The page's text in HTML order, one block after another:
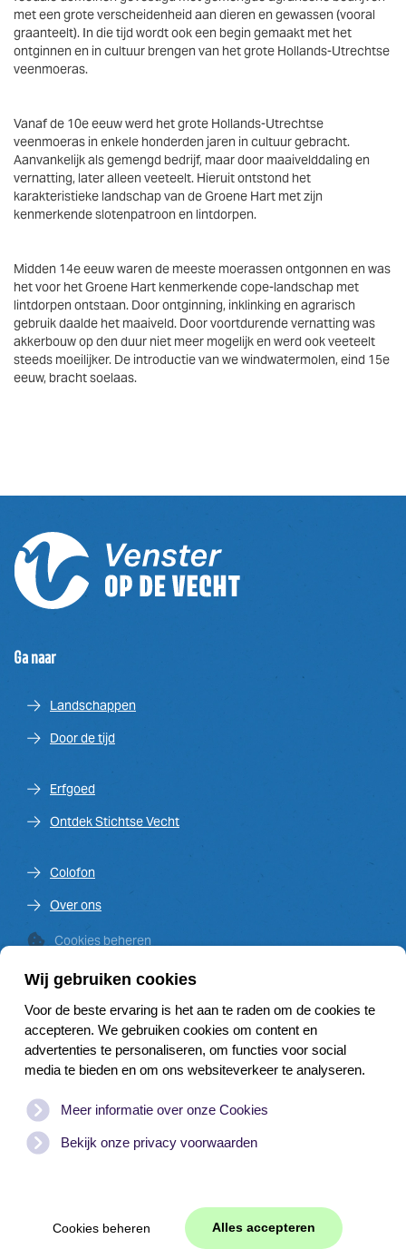
Wij gebruiken cookies
Voor de beste ervaring is het aan te raden om de cookies te
accepteren. We gebruiken cookies om content en
advertenties te personaliseren, om functies voor social
media te bieden en om ons websiteverkeer te analyseren.
Meer informatie over onze Cookies
Bekijk onze privacy voorwaarden
Cookies beheren Alles accepteren
met een grote verscheidenheid aan dieren en gewassen (vooral
graanteelt). In die tijd wordt ook een begin gemaakt met het
ontginnen en in cultuur brengen van het grote Hollands-Utrechtse
veenmoeras.
Vanaf de 10e eeuw werd het grote Hollands-Utrechtse
veenmoeras in enkele honderden jaren in cultuur gebracht.
Aanvankelijk als gemengd bedrijf, maar door maaivelddaling en
vernatting, later alleen veeteelt. Hieruit ontstond het
karakteristieke landschap van de Groene Hart met zijn
kenmerkende slotenpatroon en lintdorpen.
Midden 14e eeuw waren de meeste moerassen ontgonnen en was
het voor het Groene Hart kenmerkende cope-landschap met
lintdorpen ontstaan. Door ontginning, inklinking en agrarisch
gebruik daalde het maaiveld. Door voortdurende vernatting was
akkerbouw op den duur niet meer mogelijk en werd ook veeteelt
steeds moeilijker. De introductie van we windwatermolen, eind 15e
eeuw, bracht soelaas.
Ga naar
Landschappen
Door de tijd
Erfgoed
Ontdek Stichtse Vecht
Colofon
Over ons
Cookies beheren
Venster op de Vecht is een initiatief van de Vechtplassen
Commissie en financieel mede mogelijk gemaakt door:
www.vensteropdevecht.nl | Alle rechten
voorbehouden. |Disclaimer